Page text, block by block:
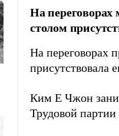
На
столом
На переговорах
присутствовала
Ким Е Чжон
Трудовой